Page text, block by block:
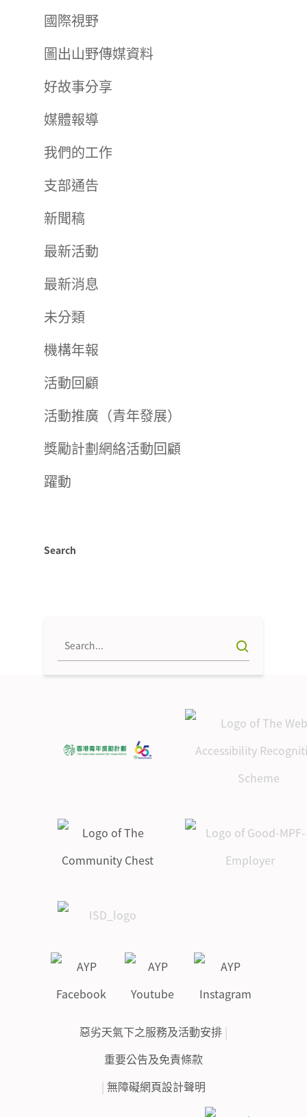
國際視野
圖出山野傳媒資料
好故事分享
媒體報導
我們的工作
支部通告
新聞稿
最新活動
最新消息
未分類
機構年報
活動回顧
活動推廣（青年發展）
獎勵計劃網絡活動回顧
躍動
Search
惡劣天氣下之服務及活動安排 |
重要公告及免責條款
| 無障礙網頁設計聲明